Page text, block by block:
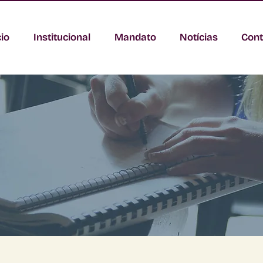
Institucional Mandato Notícias